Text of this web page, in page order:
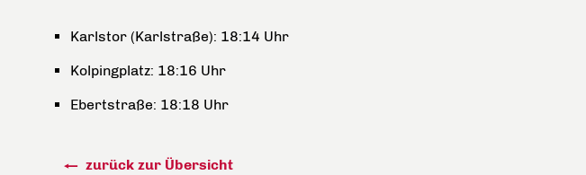
Karlstor (Karlstraße): 18:14 Uhr
Kolpingplatz: 18:16 Uhr
Ebertstraße: 18:18 Uhr
zurück zur Übersicht